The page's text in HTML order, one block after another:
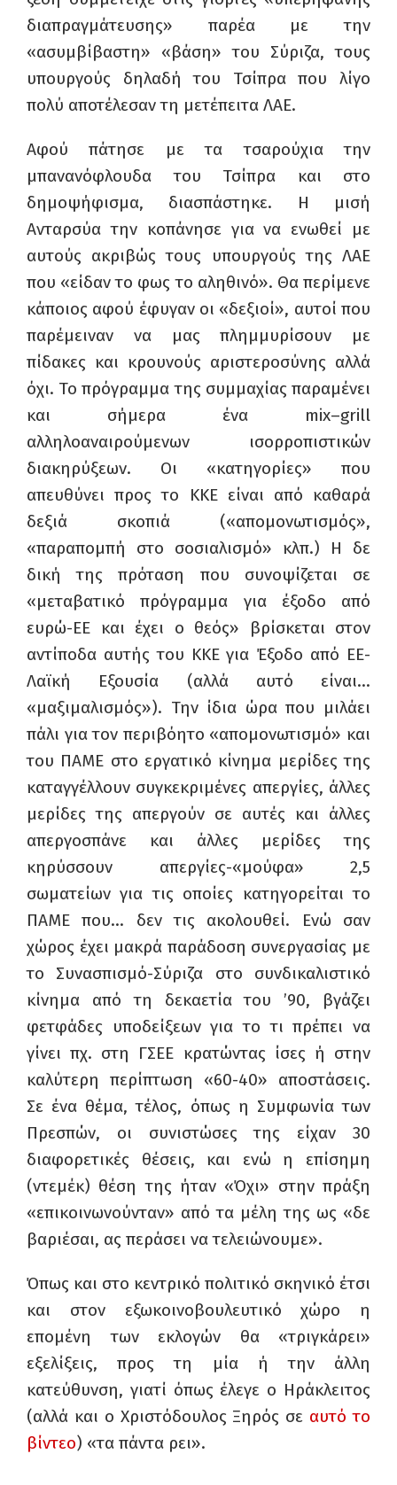
διαπραγμάτευσης» παρέα με την
«ασυμβίβαστη» «βάση» του Σύριζα, τους
υπουργούς δηλαδή του Τσίπρα που λίγο
πολύ αποτέλεσαν τη μετέπειτα ΛΑΕ.
Αφού πάτησε με τα τσαρούχια την
μπανανόφλουδα του Τσίπρα και στο
δημοψήφισμα, διασπάστηκε. Η μισή
Ανταρσύα την κοπάνησε για να ενωθεί με
αυτούς ακριβώς τους υπουργούς της ΛΑΕ
που «είδαν το φως το αληθινό». Θα περίμενε
κάποιος αφού έφυγαν οι «δεξιοί», αυτοί που
παρέμειναν να μας πλημμυρίσουν με
πίδακες και κρουνούς αριστεροσύνης αλλά
όχι. Το πρόγραμμα της συμμαχίας παραμένει
και σήμερα ένα mix–grill
αλληλοαναιρούμενων ισορροπιστικών
διακηρύξεων. Οι «κατηγορίες» που
απευθύνει προς το ΚΚΕ είναι από καθαρά
δεξιά σκοπιά («απομονωτισμός»,
«παραπομπή στο σοσιαλισμό» κλπ.) Η δε
δική της πρόταση που συνοψίζεται σε
«μεταβατικό πρόγραμμα για έξοδο από
ευρώ-ΕΕ και έχει ο θεός» βρίσκεται στον
αντίποδα αυτής του ΚΚΕ για Έξοδο από ΕΕ-
Λαϊκή Εξουσία (αλλά αυτό είναι…
«μαξιμαλισμός»). Την ίδια ώρα που μιλάει
πάλι για τον περιβόητο «απομονωτισμό» και
του ΠΑΜΕ στο εργατικό κίνημα μερίδες της
καταγγέλλουν συγκεκριμένες απεργίες, άλλες
μερίδες της απεργούν σε αυτές και άλλες
απεργοσπάνε και άλλες μερίδες της
κηρύσσουν απεργίες-«μούφα» 2,5
σωματείων για τις οποίες κατηγορείται το
ΠΑΜΕ που… δεν τις ακολουθεί. Ενώ σαν
χώρος έχει μακρά παράδοση συνεργασίας με
το Συνασπισμό-Σύριζα στο συνδικαλιστικό
κίνημα από τη δεκαετία του ’90, βγάζει
φετφάδες υποδείξεων για το τι πρέπει να
γίνει πχ. στη ΓΣΕΕ κρατώντας ίσες ή στην
καλύτερη περίπτωση «60-40» αποστάσεις.
Σε ένα θέμα, τέλος, όπως η Συμφωνία των
Πρεσπών, οι συνιστώσες της είχαν 30
διαφορετικές θέσεις, και ενώ η επίσημη
(ντεμέκ) θέση της ήταν «Όχι» στην πράξη
«επικοινωνούνταν» από τα μέλη της ως «δε
βαριέσαι, ας περάσει να τελειώνουμε».
Όπως και στο κεντρικό πολιτικό σκηνικό έτσι
και στον εξωκοινοβουλευτικό χώρο η
επομένη των εκλογών θα «τριγκάρει»
εξελίξεις, προς τη μία ή την άλλη
κατεύθυνση, γιατί όπως έλεγε ο Ηράκλειτος
(αλλά και ο Χριστόδουλος Ξηρός σε αυτό το
βίντεο) «τα πάντα ρει».